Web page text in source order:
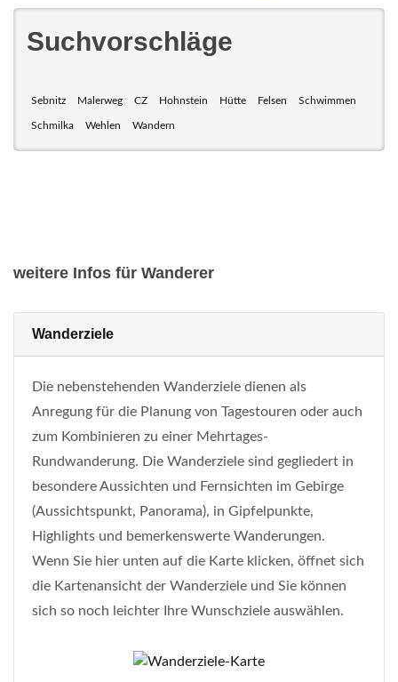
Suchvorschläge
Sebnitz Malerweg CZ Hohnstein Hütte Felsen Schwimmen
Schmilka Wehlen Wandern
weitere Infos für Wanderer
Wanderziele
Die nebenstehenden Wanderziele dienen als
Anregung für die Planung von Tagestouren oder auch
zum Kombinieren zu einer Mehrtages-
Rundwanderung. Die Wanderziele sind gegliedert in
besondere Aussichten und Fernsichten im Gebirge
(Aussichtspunkt, Panorama), in Gipfelpunkte,
Highlights und bemerkenswerte Wanderungen.
Wenn Sie hier unten auf die Karte klicken, öffnet sich
die Kartenansicht der Wanderziele und Sie können
sich so noch leichter Ihre Wunschziele auswählen.